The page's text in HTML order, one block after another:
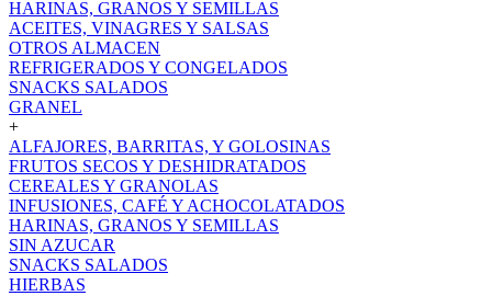
HARINAS, GRANOS Y SEMILLAS
ACEITES, VINAGRES Y SALSAS
OTROS ALMACEN
REFRIGERADOS Y CONGELADOS
SNACKS SALADOS
GRANEL
+
ALFAJORES, BARRITAS, Y GOLOSINAS
FRUTOS SECOS Y DESHIDRATADOS
CEREALES Y GRANOLAS
INFUSIONES, CAFÉ Y ACHOCOLATADOS
HARINAS, GRANOS Y SEMILLAS
SIN AZUCAR
SNACKS SALADOS
HIERBAS